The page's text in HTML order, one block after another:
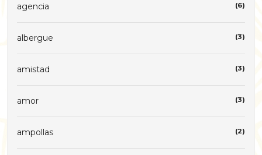
agencia (6)
albergue (3)
amistad (3)
amor (3)
ampollas (2)